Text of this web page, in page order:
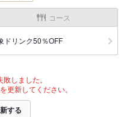
コース
ドリンク50％OFF
しました。
更新してください。
する